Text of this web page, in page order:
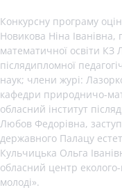
Конкурсну програму
Новикова Ніна
математичної освіти КЗ
післядипломної
наук; члени журі:
кафедри природничо-
обласний інститут
Любов Федорівна,
державного Палацу
Кульчицька Ольга
обласний центр еколого-
молоді».